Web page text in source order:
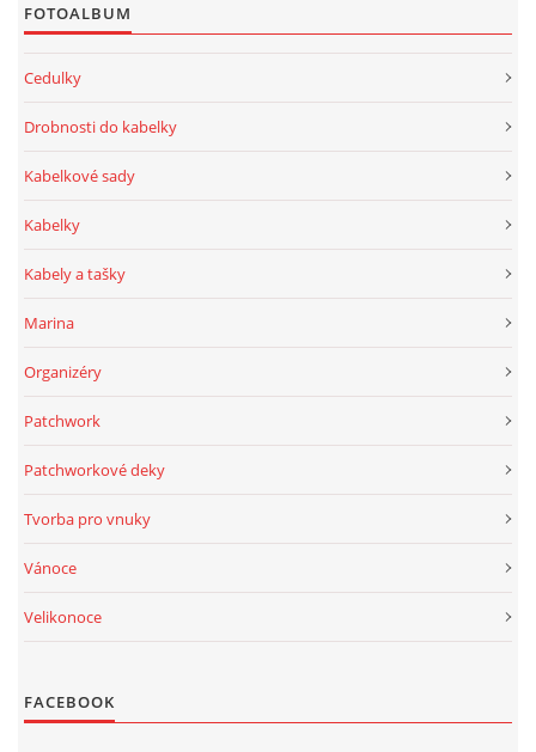
FOTOALBUM
Cedulky
Drobnosti do kabelky
Kabelkové sady
Kabelky
Kabely a tašky
Marina
Organizéry
Patchwork
Patchworkové deky
Tvorba pro vnuky
Vánoce
Velikonoce
FACEBOOK